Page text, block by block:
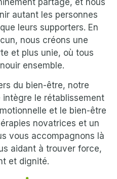
autant les personnes
leurs supporters. En
nous créons une
et plus unie, où tous
ensemble.
du bien-être, notre
intègre le rétablissement
et le bien-être
novatrices et un
vous accompagnons là
aidant à trouver force,
et dignité.